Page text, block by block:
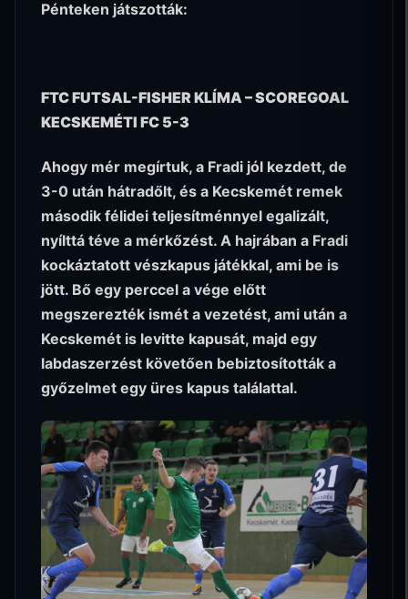
Pénteken játszották:
FTC FUTSAL-FISHER KLÍMA – SCOREGOAL
KECSKEMÉTI FC 5-3
Ahogy mér megírtuk, a Fradi jól kezdett, de
3-0 után hátradőlt, és a Kecskemét remek
második félidei teljesítménnyel egalizált,
nyílttá téve a mérkőzést. A hajrában a Fradi
kockáztatott vészkapus játékkal, ami be is
jött. Bő egy perccel a vége előtt
megszerezték ismét a vezetést, ami után a
Kecskemét is levitte kapusát, majd egy
labdaszerzést követően bebiztosították a
győzelmet egy üres kapus találattal.